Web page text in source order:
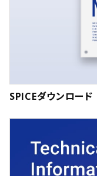
SPICEダウンロード